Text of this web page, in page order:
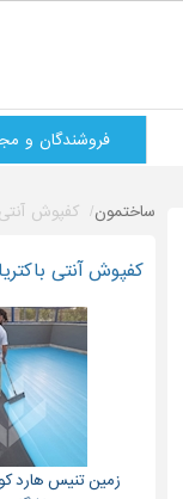
فروشندگان و
ساختمون کفپوش آنتی
کفپوش آنتی
زمین تنیس هارد